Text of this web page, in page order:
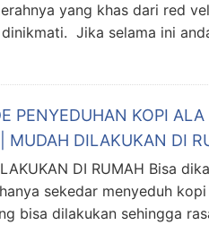
yang khas dari red
Jika selama ini
PENYEDUHAN KOPI ALA
MUDAH DILAKUKAN DI
DI RUMAH Bisa
sekedar menyeduh kopi
bisa dilakukan sehingga